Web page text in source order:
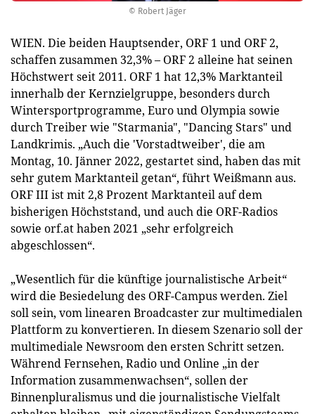
© Robert Jäger
WIEN. Die beiden Hauptsender, ORF 1 und ORF 2,
schaffen zusammen 32,3% – ORF 2 alleine hat seinen
Höchstwert seit 2011. ORF 1 hat 12,3% Marktanteil
innerhalb der Kernzielgruppe, besonders durch
Wintersportprogramme, Euro und Olympia sowie
durch Treiber wie "Starmania", "Dancing Stars" und
Landkrimis. „Auch die 'Vorstadtweiber', die am
Montag, 10. Jänner 2022, gestartet sind, haben das mit
sehr gutem Marktanteil getan“, führt Weißmann aus.
ORF III ist mit 2,8 Prozent Marktanteil auf dem
bisherigen Höchststand, und auch die ORF-Radios
sowie orf.at haben 2021 „sehr erfolgreich
abgeschlossen“.
„Wesentlich für die künftige journalistische Arbeit“
wird die Besiedelung des ORF-Campus werden. Ziel
soll sein, vom linearen Broadcaster zur multimedialen
Plattform zu konvertieren. In diesem Szenario soll der
multimediale Newsroom den ersten Schritt setzen.
Während Fernsehen, Radio und Online „in der
Information zusammenwachsen“, sollen der
Binnenpluralismus und die journalistische Vielfalt